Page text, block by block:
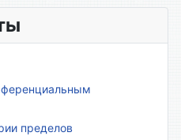
пределов